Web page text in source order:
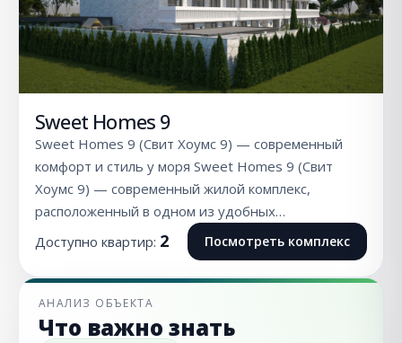
Sweet Homes 9
Sweet Homes 9 (Свит Хоумс 9) — современный
комфорт и стиль у моря Sweet Homes 9 (Свит
Хоумс 9) — современный жилой комплекс,
расположенный в одном из удобных…
Доступно квартир: 2 Посмотреть комплекс
АНАЛИЗ ОБЪЕКТА
Что важно знать